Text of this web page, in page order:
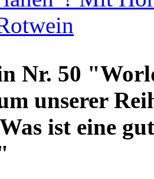
Nr. 50
unserer
ist eine